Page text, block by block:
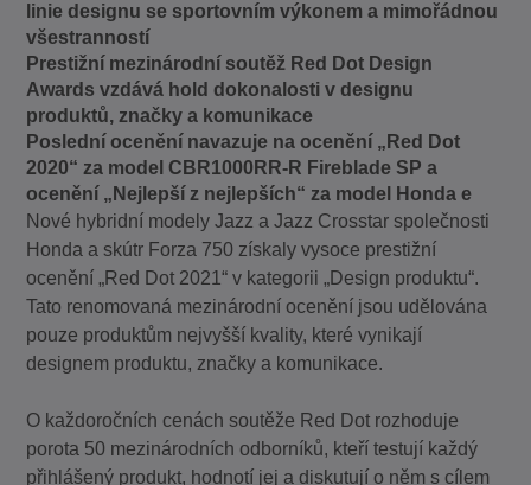
linie designu se sportovním výkonem a mimořádnou
všestranností
Prestižní mezinárodní soutěž Red Dot Design
Awards vzdává hold dokonalosti v designu
produktů, značky a komunikace
Poslední ocenění navazuje na ocenění „Red Dot
2020“ za model CBR1000RR-R Fireblade SP a
ocenění „Nejlepší z nejlepších“ za model Honda e
Nové hybridní modely Jazz a Jazz Crosstar společnosti
Honda a skútr Forza 750 získaly vysoce prestižní
ocenění „Red Dot 2021“ v kategorii „Design produktu“.
Tato renomovaná mezinárodní ocenění jsou udělována
pouze produktům nejvyšší kvality, které vynikají
designem produktu, značky a komunikace.
O každoročních cenách soutěže Red Dot rozhoduje
porota 50 mezinárodních odborníků, kteří testují každý
přihlášený produkt, hodnotí jej a diskutují o něm s cílem